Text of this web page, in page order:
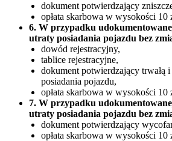
dokument potwierdzający
opłata skarbowa w wysokości 10
6. W przypadku
utraty posiadania pojazdu bez
dowód rejestracyjny,
tablice rejestracyjne,
dokument potwierdzający trwałą i
posiadania pojazdu,
opłata skarbowa w wysokości 10
7. W przypadku
utraty posiadania pojazdu bez
dokument potwierdzający
opłata skarbowa w wysokości 10